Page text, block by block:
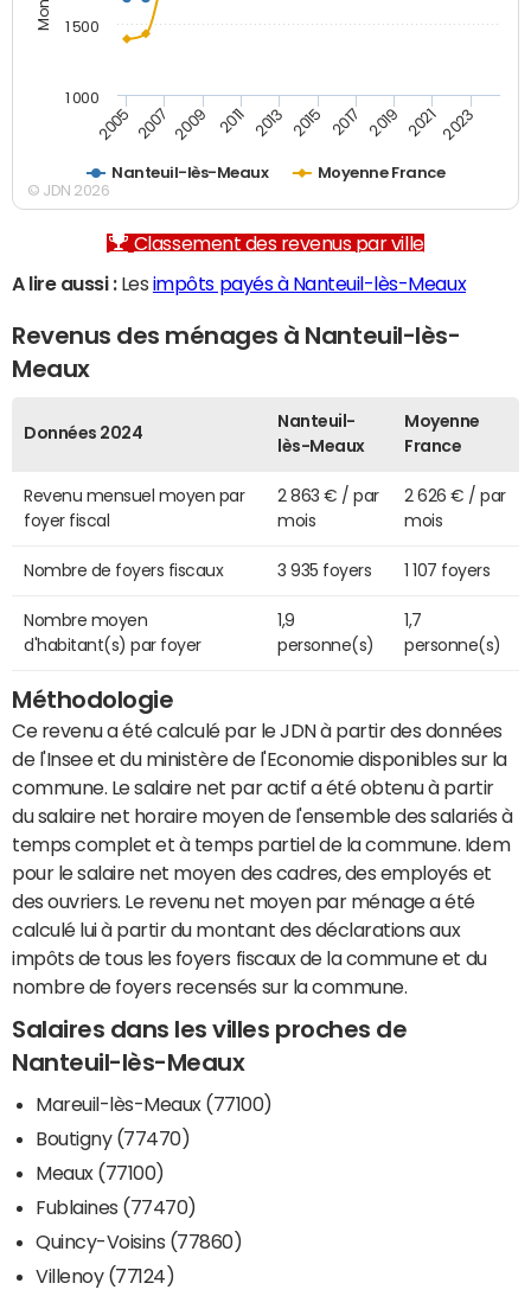
Nanteuil-lès-Meaux Moyenne France
2005 2007 2009 2011 2013 2015 2017 2019 2021 2023
1 000
1 500
© JDN 2026
Classement des revenus par ville
A lire aussi :Les impôts payés à Nanteuil-lès-Meaux
Revenus des ménages à Nanteuil-lès-
Meaux
Données 2024
Nanteuil-
lès-Meaux
Moyenne
France
Revenu mensuel moyen par
foyer fiscal
2 863 € / par
mois
2 626 € / par
mois
Nombre de foyers fiscaux 3 935 foyers 1 107 foyers
Nombre moyen
d'habitant(s) par foyer
1,9
personne(s)
1,7
personne(s)
Méthodologie
Ce revenu a été calculé par le JDN à partir des données
de l'Insee et du ministère de l'Economie disponibles sur la
commune. Le salaire net par actif a été obtenu à partir
du salaire net horaire moyen de l'ensemble des salariés à
temps complet et à temps partiel de la commune. Idem
pour le salaire net moyen des cadres, des employés et
des ouvriers. Le revenu net moyen par ménage a été
calculé lui à partir du montant des déclarations aux
impôts de tous les foyers fiscaux de la commune et du
nombre de foyers recensés sur la commune.
Salaires dans les villes proches de
Nanteuil-lès-Meaux
Mareuil-lès-Meaux (77100)
Boutigny (77470)
Meaux (77100)
Fublaines (77470)
Quincy-Voisins (77860)
Villenoy (77124)